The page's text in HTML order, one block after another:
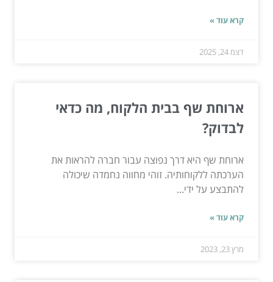
קרא עוד »
דצמ 24, 2025
ארוחת שף בבית הלקוח, מה כדאי
לבדוק?
ארוחת שף היא דרך נפוצה עבור חברה להראות את
הערכתה ללקוחותיה. זוהי מחווה נחמדה שיכולה
להתבצע על ידי...
קרא עוד »
מרץ 23, 2023